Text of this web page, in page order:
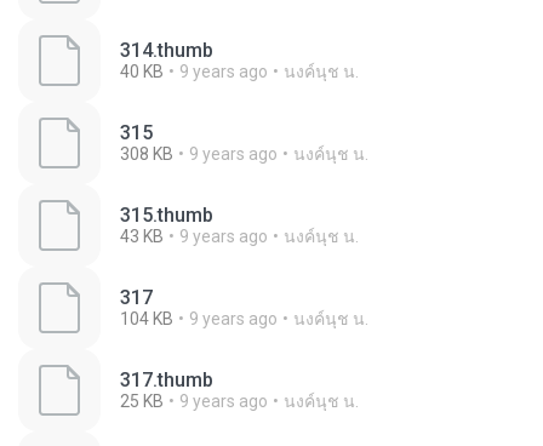
314.thumb
40 KB 9 years ago นงค์นุช น.
315
308 KB 9 years ago นงค์นุช น.
315.thumb
43 KB 9 years ago นงค์นุช น.
317
104 KB 9 years ago นงค์นุช น.
317.thumb
25 KB 9 years ago นงค์นุช น.